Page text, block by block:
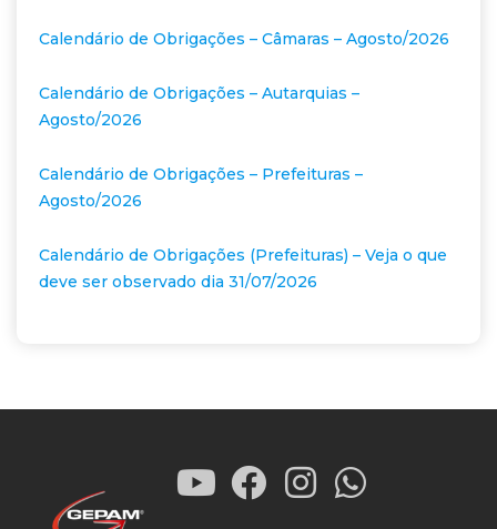
Calendário de Obrigações – Câmaras – Agosto/2026
Calendário de Obrigações – Autarquias –
Agosto/2026
Calendário de Obrigações – Prefeituras –
Agosto/2026
Calendário de Obrigações (Prefeituras) – Veja o que
deve ser observado dia 31/07/2026